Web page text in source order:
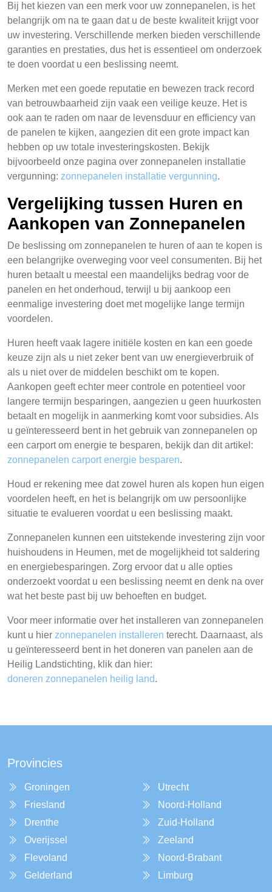
Bij het kiezen van een merk voor uw zonnepanelen, is het
belangrijk om na te gaan dat u de beste kwaliteit krijgt voor
uw investering. Verschillende merken bieden verschillende
garanties en prestaties, dus het is essentieel om onderzoek
te doen voordat u een beslissing neemt.
Merken met een goede reputatie en bewezen track record
van betrouwbaarheid zijn vaak een veilige keuze. Het is
ook aan te raden om naar de levensduur en efficiency van
de panelen te kijken, aangezien dit een grote impact kan
hebben op uw totale investeringskosten. Bekijk
bijvoorbeeld onze pagina over zonnepanelen installatie
vergunning: zonnepanelen installatie vergunning.
Vergelijking tussen Huren en
Aankopen van Zonnepanelen
De beslissing om zonnepanelen te huren of aan te kopen is
een belangrijke overweging voor veel consumenten. Bij het
huren betaalt u meestal een maandelijks bedrag voor de
panelen en het onderhoud, terwijl u bij aankoop een
eenmalige investering doet met mogelijke lange termijn
voordelen.
Huren heeft vaak lagere initiële kosten en kan een goede
keuze zijn als u niet zeker bent van uw energieverbruik of
als u niet over de middelen beschikt om te kopen.
Aankopen geeft echter meer controle en potentieel voor
langere termijn besparingen, aangezien u geen huurkosten
betaalt en mogelijk in aanmerking komt voor subsidies. Als
u geïnteresseerd bent in het gebruik van zonnepanelen op
een carport om energie te besparen, bekijk dan dit artikel:
zonnepanelen carport energie besparen.
Houd er rekening mee dat zowel huren als kopen hun eigen
voordelen heeft, en het is belangrijk om uw persoonlijke
situatie te evalueren voordat u een beslissing maakt.
Zonnepanelen kunnen een uitstekende investering zijn voor
huishoudens in Heumen, met de mogelijkheid tot saldering
en energiebesparingen. Zorg ervoor dat u alle opties
onderzoekt voordat u een beslissing neemt en denk na over
wat het beste past bij uw behoeften en budget.
Voor meer informatie over het installeren van zonnepanelen
kunt u hier zonnepanelen installeren terecht. Daarnaast, als
u geïnteresseerd bent in het doneren van panelen aan de
Heilig Landstichting, klik dan hier:
doneren zonnepanelen heilig land.
Provincies
Groningen
Friesland
Drenthe
Overijssel
Flevoland
Gelderland
Utrecht
Noord-Holland
Zuid-Holland
Zeeland
Noord-Brabant
Limburg